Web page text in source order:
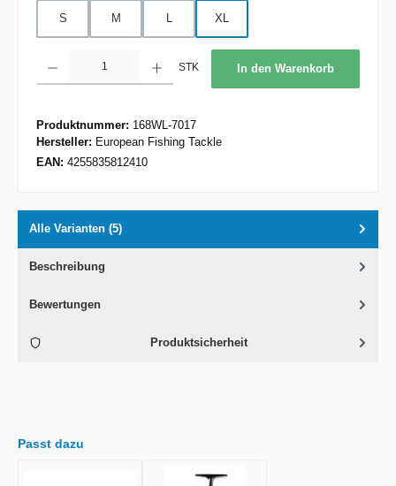
S M L XL
STK In den Warenkorb
Produktnummer: 168WL-7017
Hersteller: European Fishing Tackle
EAN: 4255835812410
Alle Varianten (5)
Beschreibung
Bewertungen
Produktsicherheit
Passt dazu